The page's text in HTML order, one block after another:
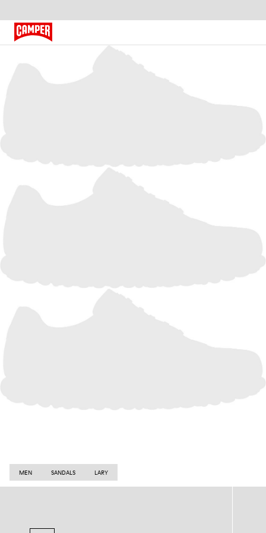
MEN SANDALS LARY